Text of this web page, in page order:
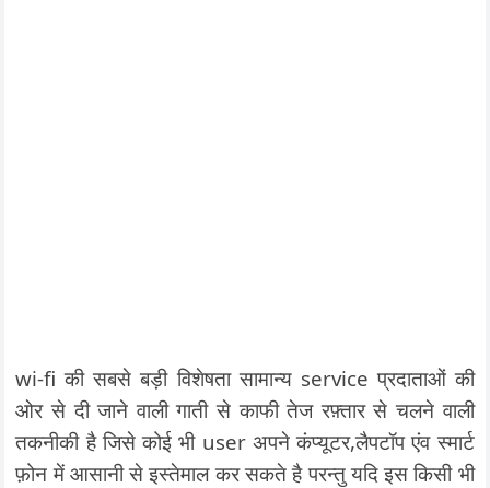
wi-fi की सबसे बड़ी विशेषता सामान्य service प्रदाताओं की
ओर से दी जाने वाली गाती से काफी तेज रफ़्तार से चलने वाली
तकनीकी है जिसे कोई भी user अपने कंप्यूटर,लैपटॉप एंव स्मार्ट
फ़ोन में आसानी से इस्तेमाल कर सकते है परन्तु यदि इस किसी भी